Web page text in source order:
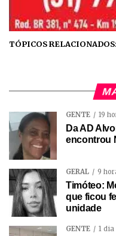
TÓPICOS RELACIONADOS:
GENTE 19
Da AD
encontrou
GERAL 9
Timóteo:
que ficou
unidade
GENTE 1 dia